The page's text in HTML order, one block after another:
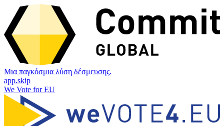
Μια παγκόσμια λύση δέσμευσης.
app.skip
We Vote for EU